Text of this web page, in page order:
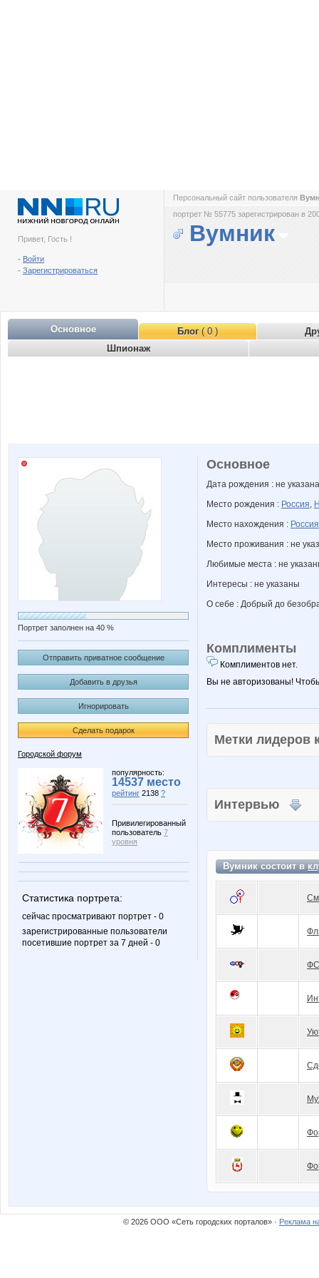
Привет, Гость !
- Войти
- Зарегистрироваться
Персональный сайт пользователя
портрет № 55775 зарегистрирован в
Вумник
Основное Блог( 0 )
Шпионаж
Портрет заполнен на 40 %
Отправить приватное сообщение
Добавить в друзья
Игнорировать
Сделать подарок
Городской форум
популярность:
14537 место
рейтинг 2138 ?
Привилегированный
пользователь 7
уровня
Статистика портрета:
сейчас просматривают портрет - 0
зарегистрированные пользователи
посетившие портрет за 7 дней - 0
Основное
Дата рождения : не указана
Место рождения : Россия,
Место нахождения : Россия
Место проживания : не
Любимые места : не
Интересы : не указаны
О себе : Добрый до
Комплименты
Комплиментов нет.
Вы не авторизованы!
Метки
Интервью
Вумник состоит в
© 2026 ООО «Сеть городских порталов» · Реклама